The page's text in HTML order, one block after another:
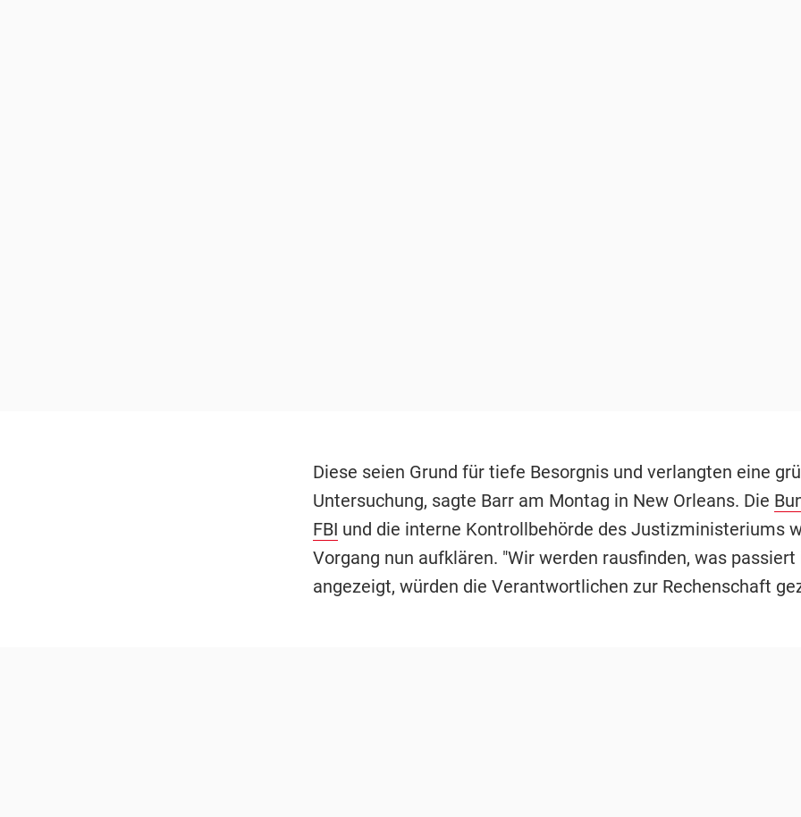
Diese seien Grund für tiefe Besorgnis und verlangten eine
Untersuchung, sagte Barr am Montag in New Orleans. Die
FBI und die interne Kontrollbehörde des Justizministeriums
Vorgang nun aufklären. "Wir werden rausfinden, was passiert
angezeigt, würden die Verantwortlichen zur Rechenschaft